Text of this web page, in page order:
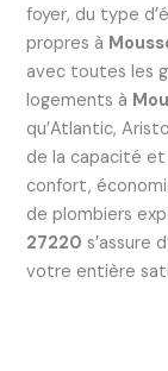
foyer, du type
propres à
avec toutes les
logements à
qu’Atlantic,
de la capacité
confort,
de plombiers
27220 s’assure
votre entière